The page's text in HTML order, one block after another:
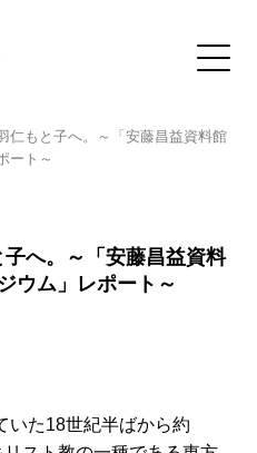
仁もと子へ。～「安藤昌益資料館
ート～
へ。～「安藤昌益資料
ウム」レポート～
いた18世紀半ばから約